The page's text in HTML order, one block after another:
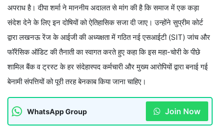
अपराध है। दीपा शर्मा ने माननीय अदालत से मांग की है कि समाज में एक कड़ा
संदेश देने के लिए इन दोषियों को ऐतिहासिक सजा दी जाए। उन्होंने सुप्रीम कोर्ट
द्वारा लखनऊ रेंज के आईजी की अध्यक्षता में गठित नई एसआईटी (SIT) जांच और
फॉरेंसिक ऑडिट की तैनाती का स्वागत करते हुए कहा कि इस महा-चोरी के पीछे
शामिल बैंक व ट्रस्ट के हर संदेहास्पद कर्मचारी और मुख्य आरोपियों द्वारा बनाई गई
बेनामी संपत्तियों को पूरी तरह बेनकाब किया जाना चाहिए।
WhatsApp Group Join Now